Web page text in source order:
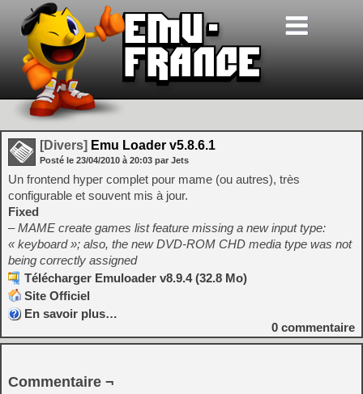
[Divers] Emu Loader v5.8.6.1
Posté le 23/04/2010 à 20:03 par Jets
Un frontend hyper complet pour mame (ou autres), très
configurable et souvent mis à jour.
Fixed
– MAME create games list feature missing a new input type:
« keyboard »; also, the new DVD-ROM CHD media type was not
being correctly assigned
Télécharger Emuloader v8.9.4 (32.8 Mo)
Site Officiel
En savoir plus…
0 commentaire
Commentaire ¬